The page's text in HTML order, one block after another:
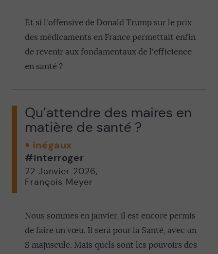
Et si l'offensive de Donald Trump sur le prix
des médicaments en France permettait enfin
de revenir aux fondamentaux de l'efficience
en santé ?
Qu’attendre des maires en
matière de santé ?
inégaux
#interroger
22 Janvier 2026,
François Meyer
Nous sommes en janvier, il est encore permis
de faire un vœu. Il sera pour la Santé, avec un
S majuscule. Mais quels sont les pouvoirs des